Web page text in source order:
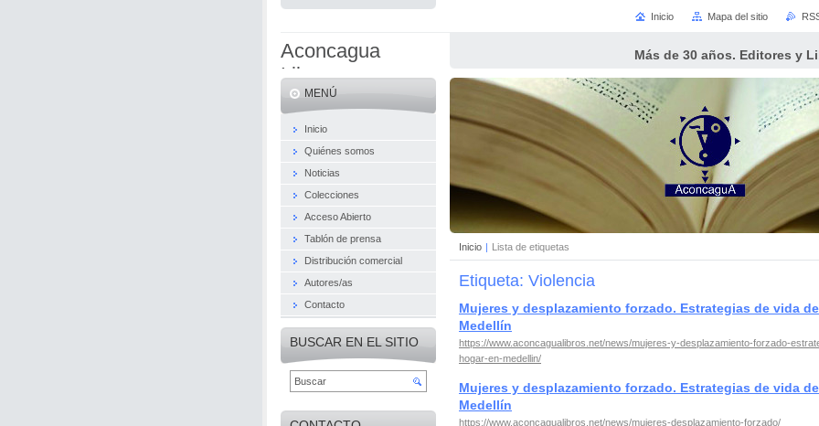
Aconcagua
Libros
Más de 30 años. Editores y
Inicio | Lista de etiquetas
Etiqueta: Violencia
Mujeres y desplazamiento forzado. Estrategias de vida
Medellín
https://www.aconcagualibros.net/news/mujeres-y-desplazamiento-forzado-
hogar-en-medellin/
Mujeres y desplazamiento forzado. Estrategias de vida
Medellín
https://www.aconcagualibros.net/news/mujeres-desplazamiento-forzado/
MENÚ
Inicio
Quiénes somos
Noticias
Colecciones
Acceso Abierto
Tablón de prensa
Distribución comercial
Autores/as
Contacto
BUSCAR EN EL SITIO
Inicio Mapa del sitio